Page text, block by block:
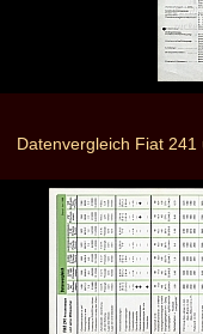
Datenvergleich Fiat